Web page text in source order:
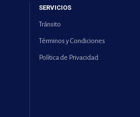
SERVICIOS
Tránsito
Términos y Condiciones
Política de Privacidad